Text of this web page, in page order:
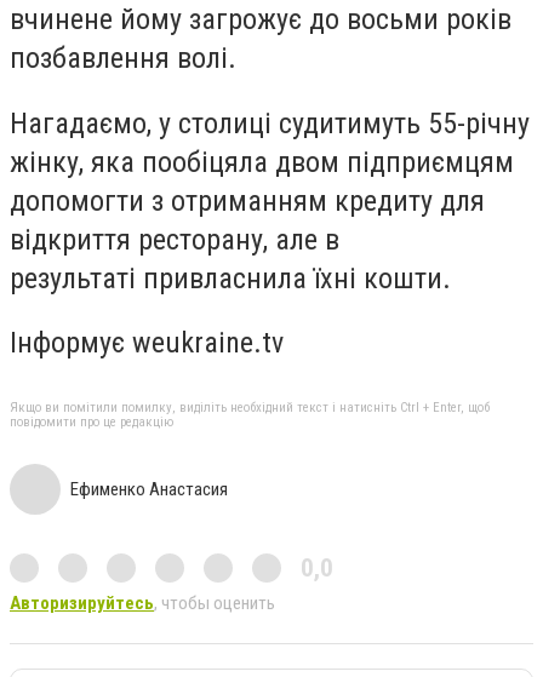
вчинене йому загрожує до восьми років
позбавлення волі.
Нагадаємо, у столиці судитимуть 55-річну
жінку, яка пообіцяла двом підприємцям
допомогти з отриманням кредиту для
відкриття ресторану, але в
результаті привласнила їхні кошти.
Інформує weukraine.tv
Якщо ви помітили помилку, виділіть необхідний текст і натисніть Ctrl + Enter, щоб
повідомити про це редакцію
Ефименко Анастасия
0,0
Авторизируйтесь, чтобы оценить